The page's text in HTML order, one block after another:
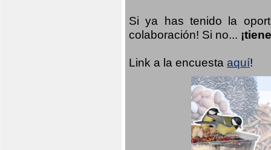
Si ya has tenido la
colaboración! Si no...
Link a la encuesta aquí!